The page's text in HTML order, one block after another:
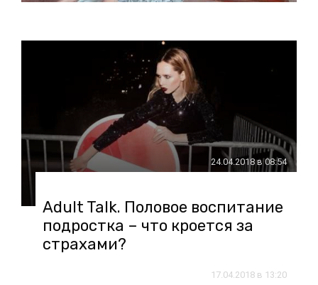
24.04.2018 в 08:54
Adult Talk. Половое воспитание
подростка – что кроется за
страхами?
17.04.2018 в 13:20